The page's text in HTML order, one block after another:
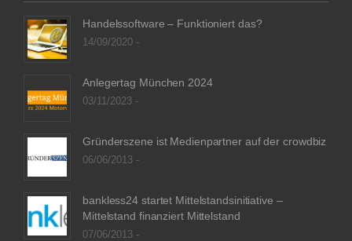
Handelssoftware – Funktioniert das?
14/09/2020 -
Anlegertag München 2024
03/11/2023 -
Gründerszene ist Medienpartner auf der crowdbiz
06/06/2013 -
bankless24 startet Mittelstandsinitiative –
Mittelstand finanziert Mittelstand
07/06/2013 -